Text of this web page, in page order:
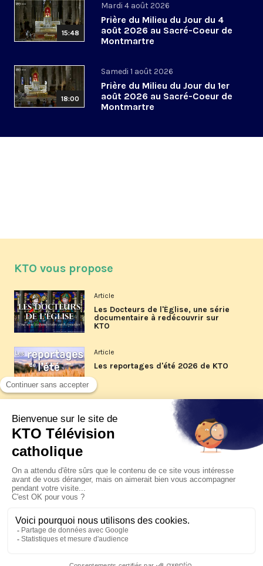
15:48
Mardi 4 août 2026
Prière du Milieu du Jour du 4
août 2026 au Sacré-Coeur de
Montmartre
18:00
Samedi 1 août 2026
Prière du Milieu du Jour du 1er
août 2026 au Sacré-Coeur de
Montmartre
KTO vous propose
Article
Les Docteurs de l'Église, une série
documentaire à redécouvrir sur
KTO
Article
Les reportages d'été 2026 de KTO
La visite pastorale du pape Léon
XIV à Assise à suivre sur KTO le
jeudi 6 août
Le pape en Uruguay, Argentine et
Pérou du 6 au 17 novembre 2026
© KTO 2026 —Contact